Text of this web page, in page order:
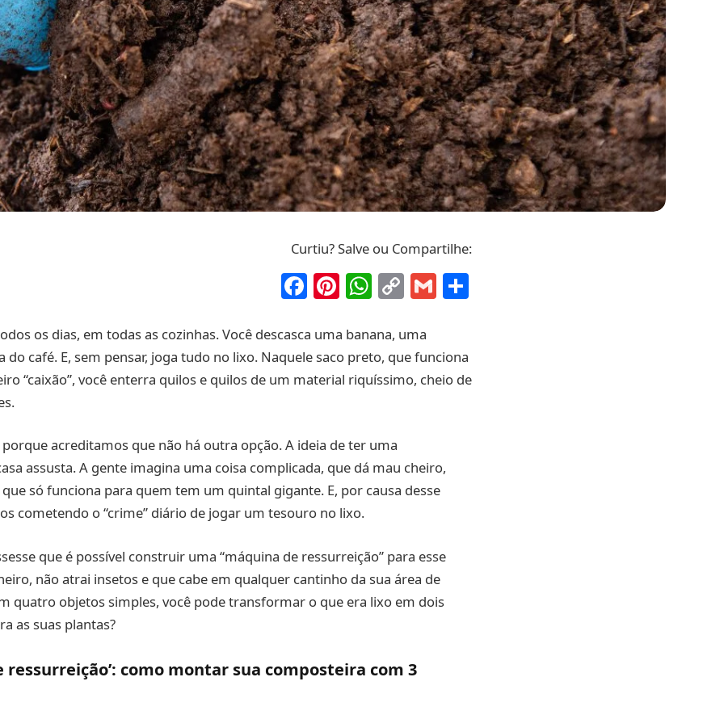
Curtiu? Salve ou Compartilhe:
Facebook
Pinterest
WhatsApp
CopyGmail
os dias, em todas as cozinhas. Você descasca uma banana, uma
do café. E, sem pensar, joga tudo no lixo. Naquele saco preto, que funciona
“caixão”, você enterra quilos e quilos de um material riquíssimo, cheio de
acreditamos que não há outra opção. A ideia de ter uma
assusta. A gente imagina uma coisa complicada, que dá mau cheiro,
só funciona para quem tem um quintal gigante. E, por causa desse
cometendo o “crime” diário de jogar um tesouro no lixo.
que é possível construir uma “máquina de ressurreição” para esse
não atrai insetos e que cabe em qualquer cantinho da sua área de
quatro objetos simples, você pode transformar o que era lixo em dois
as suas plantas?
ressurreição’: como montar sua composteira com 3